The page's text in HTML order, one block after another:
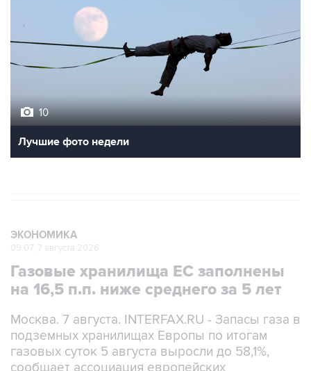
10
Лучшие фото недели
ЭКОНОМИКА
09:07, 7 августа 2026
Газовые хранилища ЕС заполнены
на 16,5 п.п. ниже среднего за 5 лет
Москва. 7 августа. INTERFAX.RU - Запасы газа в
подземных хранилищах Европы по итогам
газовых суток 5 августа выросли до 58,1%,